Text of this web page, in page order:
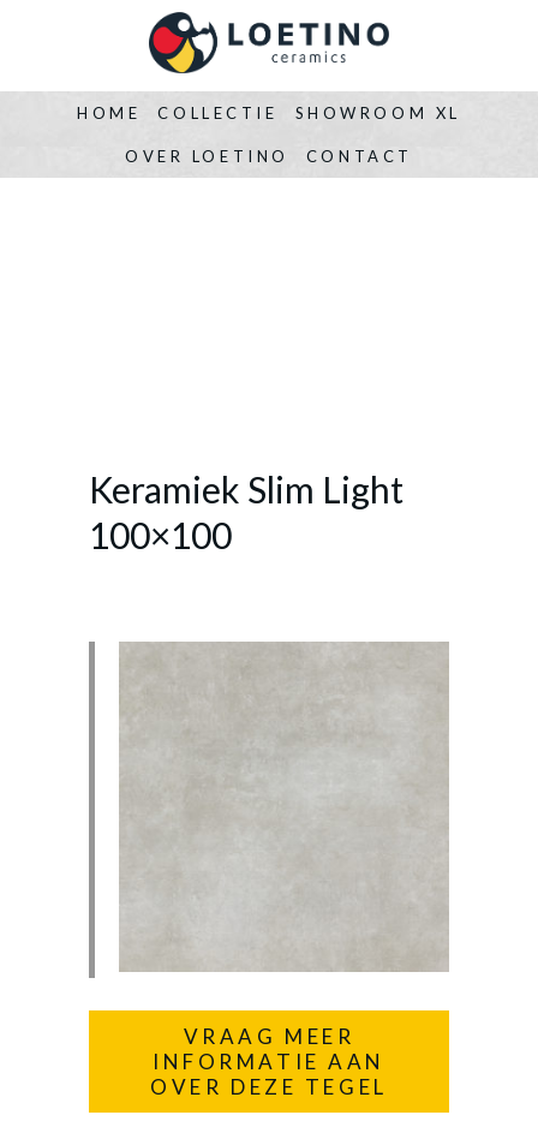
HOME COLLECTIE SHOWROOM XL
OVER LOETINO CONTACT
Keramiek Slim Light
100×100
VRAAG MEER
INFORMATIE AAN
OVER DEZE TEGEL